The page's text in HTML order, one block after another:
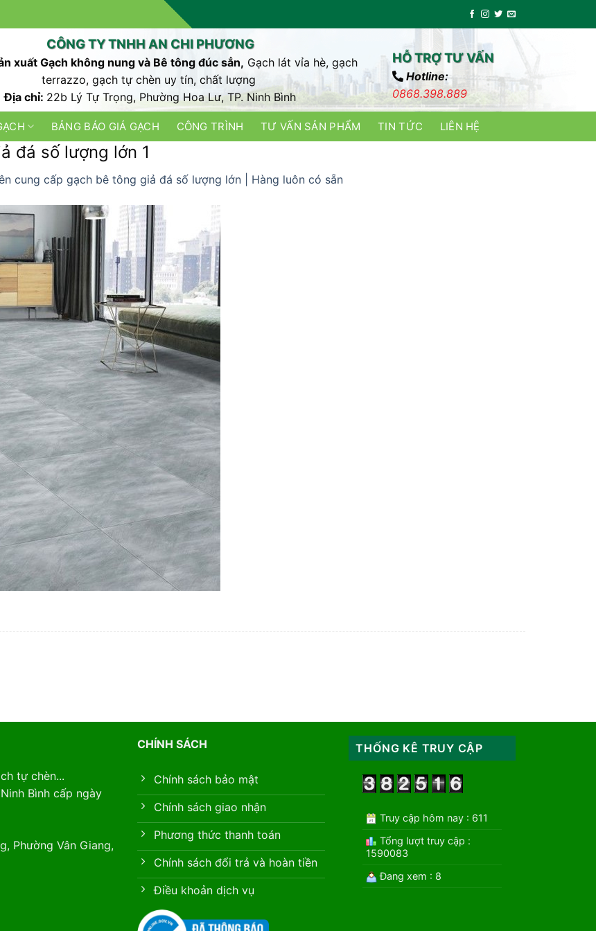
CÔNG TY TNHH AN CHI PHƯƠNG
xuất Gạch không nung và Bê tông đúc sẳn, Gạch lát vỉa hè, gạch
terrazzo, gạch tự chèn uy tín, chất lượng
Địa chỉ: 22b Lý Tự Trọng, Phường Hoa Lư, TP. Ninh Bình
HỖ TRỢ TƯ VẤN
Hotline:
0868.398.889
BẢNG BÁO GIÁ GẠCH CÔNG TRÌNH TƯ VẤN SẢN PHẨM TIN TỨC LIÊN HỆ
đá số lượng lớn 1
cung cấp gạch bê tông giả đá số lượng lớn | Hàng luôn có sẵn
tự chèn...
Bình cấp ngày
Phường Vân Giang,
CHÍNH SÁCH
Chính sách bảo mật
Chính sách giao nhận
Phương thức thanh toán
Chính sách đổi trả và hoàn tiền
Điều khoản dịch vụ
THỐNG KÊ TRUY CẬP
Truy cập hôm nay : 611
Tổng lượt truy cập :
1590083
Đang xem : 8